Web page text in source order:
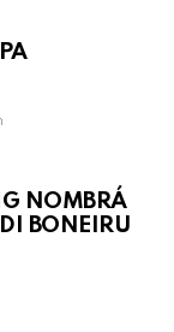
NOMBRÁ
BONEIRU